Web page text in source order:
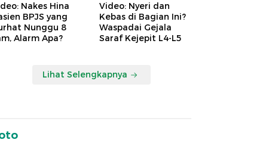
Nakes Hina
BPJS yang
Nunggu 8
Alarm Apa?
Video: Nyeri dan
Kebas di Bagian Ini?
Waspadai Gejala
Saraf Kejepit L4-L5
Lihat Selengkapnya